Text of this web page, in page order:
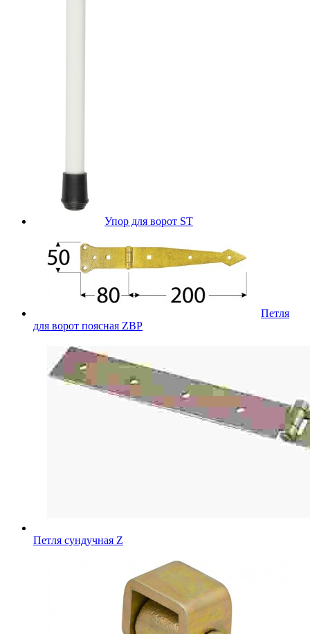
Упор для ворот ST
Петля
для ворот поясная ZBP
Петля сундучная Z